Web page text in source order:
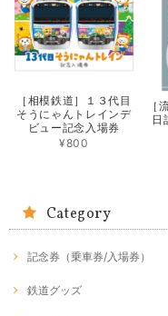
［相模鉄道］１３代目
そうにゃんトレインデ
ビュー記念入場券
¥800
［
日
Category
記念券（乗車券/入場券）
鉄道グッズ